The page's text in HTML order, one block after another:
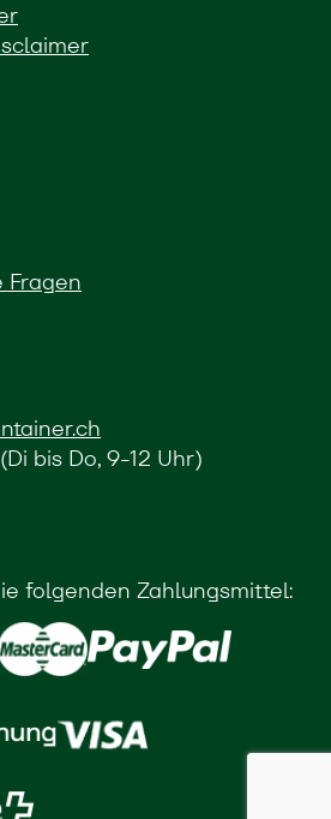
Fragen
bis Do, 9-12 Uhr)
folgenden Zahlungsmittel: